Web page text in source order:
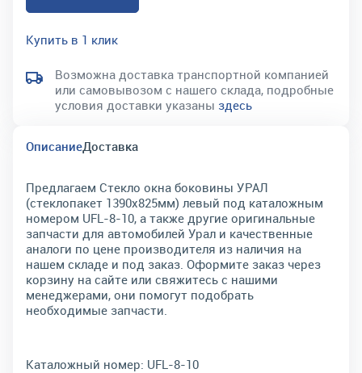
Купить в 1 клик
Возможна доставка транспортной компанией
или самовывозом с нашего склада, подробные
условия доставки указаны здесь
ОписаниеДоставка
Предлагаем Стекло окна боковины УРАЛ
(стеклопакет 1390х825мм) левый под каталожным
номером UFL-8-10, а также другие оригинальные
запчасти для автомобилей Урал и качественные
аналоги по цене производителя из наличия на
нашем складе и под заказ. Оформите заказ через
корзину на сайте или свяжитесь с нашими
менеджерами, они помогут подобрать
необходимые запчасти.
Каталожный номер: UFL-8-10